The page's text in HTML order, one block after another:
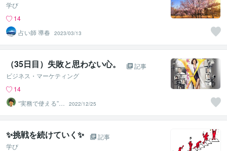
学び
14
占い師 導春
2023/03/13
（35日目）失敗と思わない心。
記事
ビジネス・マーケティング
14
“実務で使える”改
善パートナー／
かめきち
2022/12/25
✨挑戦を続けていく✨
記事
学び